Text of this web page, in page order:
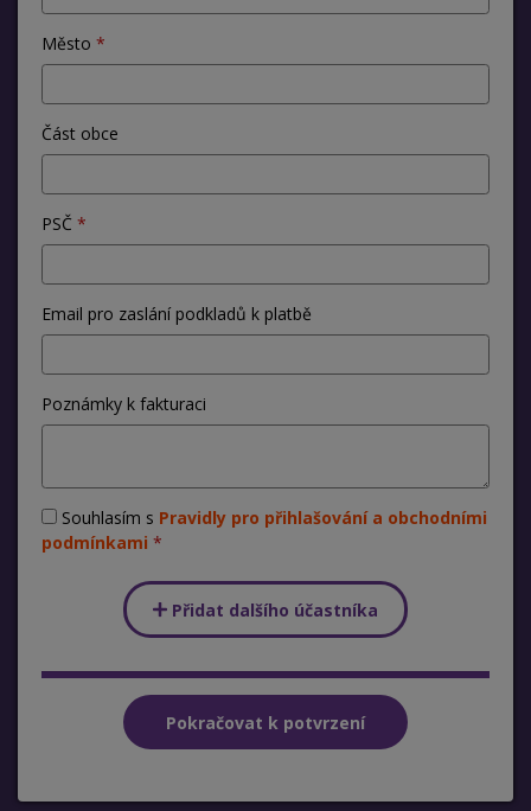
Město
Část obce
PSČ
Email pro zaslání podkladů k platbě
Poznámky k fakturaci
Souhlasím s Pravidly pro přihlašování a obchodními
podmínkami
Přidat dalšího účastníka